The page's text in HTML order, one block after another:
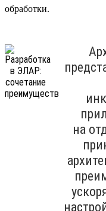
обработки.
на